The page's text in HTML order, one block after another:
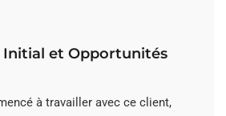
Initial et Opportunités
à travailler avec ce client,